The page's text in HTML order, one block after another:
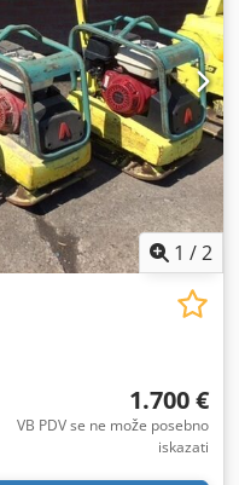
1 /2
1.700 €
VB PDV se ne može posebno
iskazati